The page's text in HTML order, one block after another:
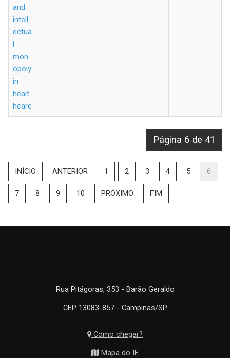
and
intell
ectua
l
mon
opoly
in
healt
hcare
Página 6 de 41
INÍCIO ANTERIOR 1 2 3 4 5 6
7 8 9 10 PRÓXIMO FIM
Rua Pitágoras, 353 - Barão Geraldo
CEP 13083-857 - Campinas/SP
Como chegar?
Mapa do IE